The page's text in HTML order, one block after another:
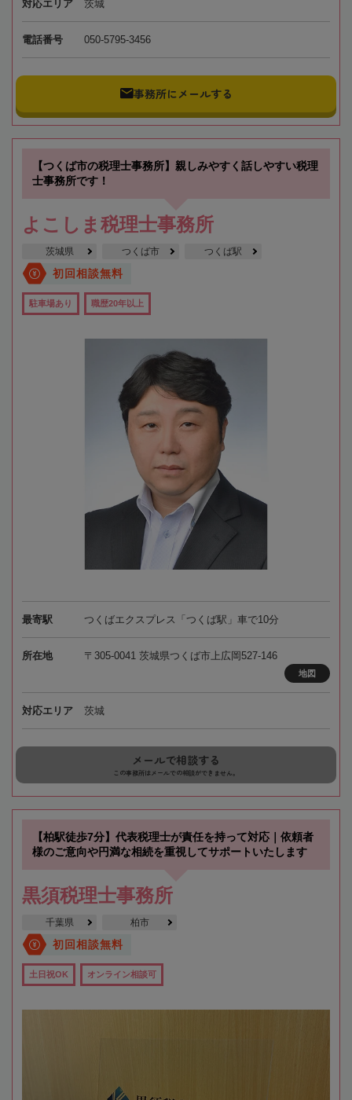
対応エリア 茨城
電話番号 050-5795-3456
事務所にメールする
【つくば市の税理士事務所】親しみやすく話しやすい税理
士事務所です！
よこしま税理士事務所
茨城県 つくば市 つくば駅
初回相談無料
駐車場あり 職歴20年以上
最寄駅 つくばエクスプレス「つくば駅」車で10分
所在地 〒305-0041 茨城県つくば市上広岡527-146
地図
対応エリア 茨城
メールで相談する
この事務所はメールでの相談ができません。
【柏駅徒歩7分】代表税理士が責任を持って対応｜依頼者
様のご意向や円満な相続を重視してサポートいたします
黒須税理士事務所
千葉県 柏市
初回相談無料
土日祝OK オンライン相談可